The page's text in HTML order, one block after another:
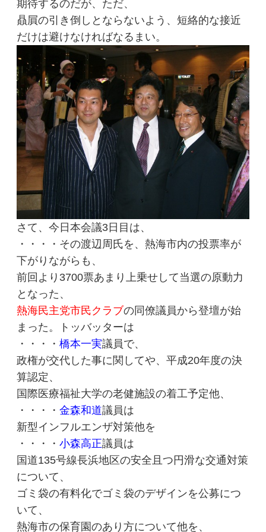
期待するのだが、ただ、
贔屓の引き倒しとならないよう、短絡的な接近
だけは避けなければなるまい。
さて、今日本会議3日目は、
・・・・その渡辺周氏を、熱海市内の投票率が
下がりながらも、
前回より3700票あまり上乗せして当選の原動力
となった、
熱海民主党市民クラブの同僚議員から登壇が始
まった。トッバッターは
・・・・橋本一実議員で、
政権が交代した事に関してや、平成20年度の決
算認定、
国際医療福祉大学の老健施設の着工予定他、
・・・・金森和道議員は
新型インフルエンザ対策他を
・・・・小森高正議員は
国道135号線長浜地区の安全且つ円滑な交通対策
について、
ゴミ袋の有料化でゴミ袋のデザインを公募につ
いて、
熱海市の保育園のあり方について他を、